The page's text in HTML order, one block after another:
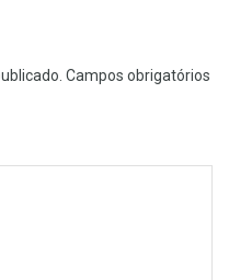
Campos obrigatórios